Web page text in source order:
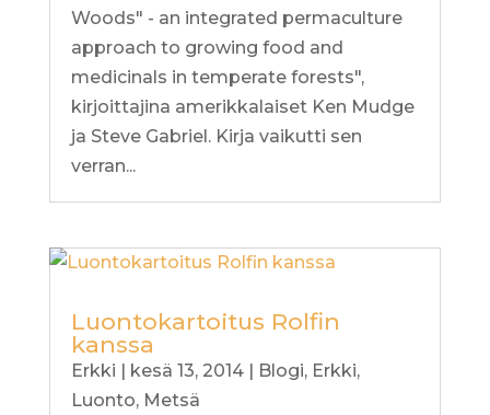
Woods" - an integrated permaculture
approach to growing food and
medicinals in temperate forests",
kirjoittajina amerikkalaiset Ken Mudge
ja Steve Gabriel. Kirja vaikutti sen
verran...
Luontokartoitus Rolfin
kanssa
Erkki | kesä 13, 2014| Blogi, Erkki,
Luonto, Metsä